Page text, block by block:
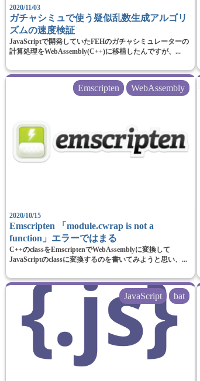
2020/11/03
ガチャシミュで使う疑似乱数生成アルゴリ
ズムの速度検証
JavaScriptで開発していたFEHのガチャシミュレーターの
計算処理をWebAssembly(C++)に移植したんですが、...
Emscripten WebAssembly
2020/10/15
Emscripten 「module.cwrap is not a
function」エラーではまる
C++のclassをEmscriptenでWebAssemblyに変換して
JavaScriptのclassに変換するのを書いてみようと思い、...
JavaScript bat